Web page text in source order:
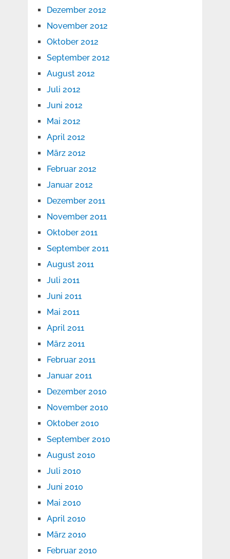
Dezember 2012
November 2012
Oktober 2012
September 2012
August 2012
Juli 2012
Juni 2012
Mai 2012
April 2012
März 2012
Februar 2012
Januar 2012
Dezember 2011
November 2011
Oktober 2011
September 2011
August 2011
Juli 2011
Juni 2011
Mai 2011
April 2011
März 2011
Februar 2011
Januar 2011
Dezember 2010
November 2010
Oktober 2010
September 2010
August 2010
Juli 2010
Juni 2010
Mai 2010
April 2010
März 2010
Februar 2010